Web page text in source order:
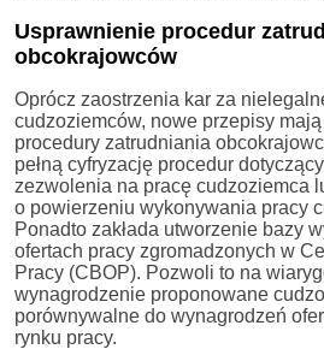
Usprawnienie procedur
obcokrajowców
Oprócz zaostrzenia kar za
cudzoziemców, nowe przepisy
procedury zatrudniania
pełną cyfryzację procedur
zezwolenia na pracę cudzoziemca
o powierzeniu wykonywania pracy
Ponadto zakłada utworzenie bazy
ofertach pracy zgromadzonych w
Pracy (CBOP). Pozwoli to na
wynagrodzenie proponowane
porównywalne do wynagrodzeń
rynku pracy.